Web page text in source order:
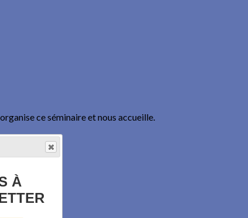
ce séminaire et nous accueille.
À